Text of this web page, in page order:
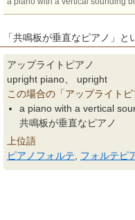
「共鳴板が垂直なピアノ」と
アップライトピアノ
upright piano、 upright
この場合の「アップライト
a piano with a vertical
共鳴板が垂直なピアノ
上位語
ピアノフォルテ
フォルテピ